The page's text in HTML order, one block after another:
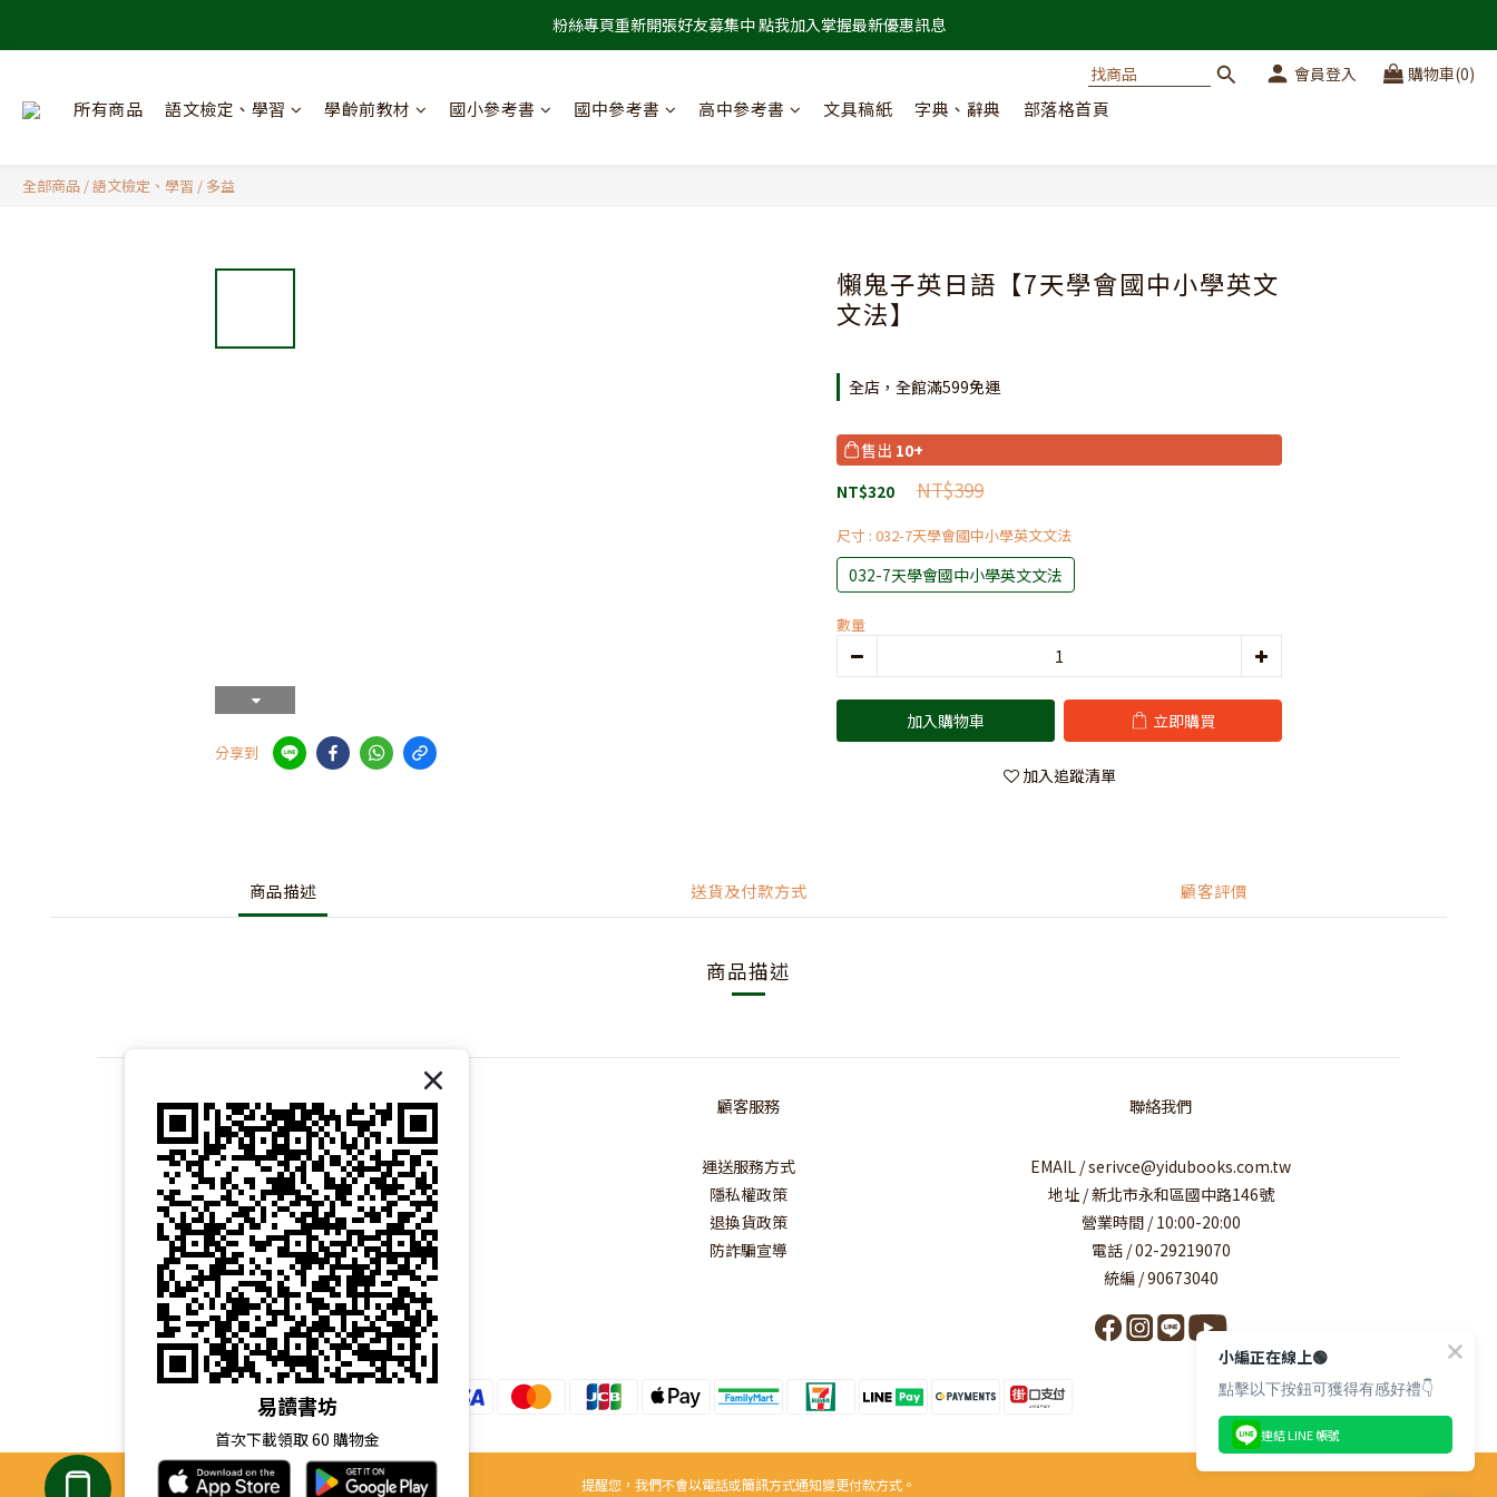
粉絲專頁重新開張好友募集中 點我加入掌握最新優惠訊息
會員登入 購物車(0)
所有商品 語文檢定、學習 學齡前教材 國小參考書 國中參考書 高中參考書 文具稿紙 字典、辭典 部落格首頁
全部商品 /語文檢定、學習 / 多益
分享到
懶鬼子英日語【7天學會國中小學英文
文法】
全店，全館滿599免運
售出 10+
NT$399
NT$320
尺寸 : 032-7天學會國中小學英文文法
032-7天學會國中小學英文文法
數量
加入購物車 立即購買
加入追蹤清單
商品描述 送貨及付款方式 顧客評價
商品描述
關於我們｜About 易讀書坊
商店介紹｜Introduction
品牌故事｜Brand Story
核心價值｜Core Values
經營理念｜Our Philosophy
顧客服務
運送服務方式
隱私權政策
退換貨政策
防詐騙宣導
聯絡我們
EMAIL / serivce@yidubooks.com.tw
地址 / 新北市永和區國中路146號
營業時間 / 10:00-20:00
電話 / 02-29219070
統編 / 90673040
提醒您，我們不會以電話或簡訊方式通知變更付款方式。
小編正在線上🟢
點擊以下按鈕可獲得有感好禮👇
連結 LINE 帳號
易讀書坊
首次下載領取 60 購物金